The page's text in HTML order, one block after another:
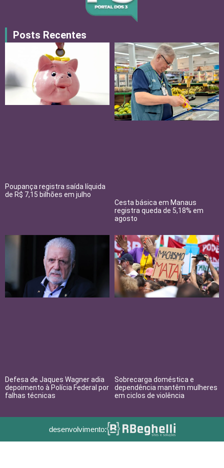
Posts Recentes
Poupança registra saída líquida
de R$ 7,15 bilhões em julho
Cesta básica em Manaus
registra queda de 5,18% em
agosto
Defesa de Jaques Wagner adia
depoimento à Polícia Federal por
falhas técnicas
Sobrecarga doméstica e
dependência mantêm mulheres
em ciclos de violência
desenvolvimento: